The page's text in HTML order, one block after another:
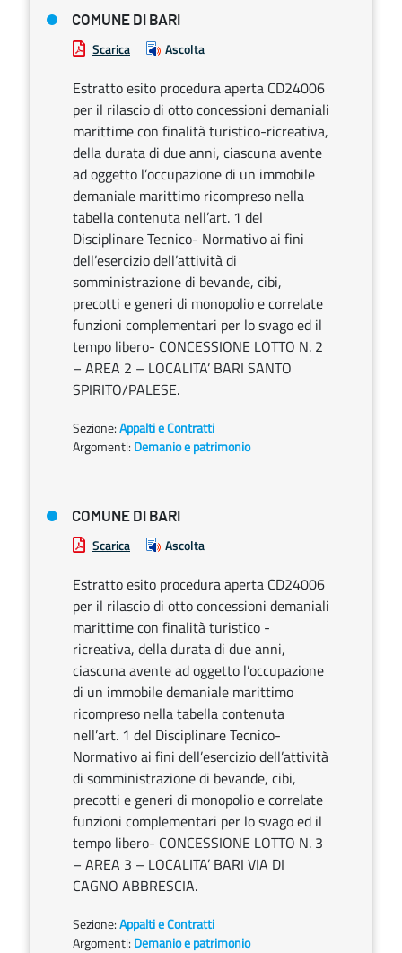
COMUNE DI BARI
Scarica Ascolta
Estratto esito procedura aperta CD24006
per il rilascio di otto concessioni demaniali
marittime con finalità turistico-ricreativa,
della durata di due anni, ciascuna avente
ad oggetto l’occupazione di un immobile
demaniale marittimo ricompreso nella
tabella contenuta nell’art. 1 del
Disciplinare Tecnico- Normativo ai fini
dell’esercizio dell’attività di
somministrazione di bevande, cibi,
precotti e generi di monopolio e correlate
funzioni complementari per lo svago ed il
tempo libero- CONCESSIONE LOTTO N. 2
– AREA 2 – LOCALITA’ BARI SANTO
SPIRITO/PALESE.
Sezione:Appalti e Contratti
Argomenti: Demanio e patrimonio
COMUNE DI BARI
Scarica Ascolta
Estratto esito procedura aperta CD24006
per il rilascio di otto concessioni demaniali
marittime con finalità turistico -
ricreativa, della durata di due anni,
ciascuna avente ad oggetto l’occupazione
di un immobile demaniale marittimo
ricompreso nella tabella contenuta
nell’art. 1 del Disciplinare Tecnico-
Normativo ai fini dell’esercizio dell’attività
di somministrazione di bevande, cibi,
precotti e generi di monopolio e correlate
funzioni complementari per lo svago ed il
tempo libero- CONCESSIONE LOTTO N. 3
– AREA 3 – LOCALITA’ BARI VIA DI
CAGNO ABBRESCIA.
Sezione:Appalti e Contratti
Argomenti: Demanio e patrimonio